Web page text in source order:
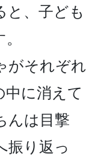
と、子ども
がそれぞれ
に消えて
んは目撃
振り返っ